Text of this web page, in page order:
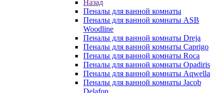
Назад
Пеналы для ванной комнаты
Пеналы для ванной комнаты ASB
Woodline
Пеналы для ванной комнаты Dreja
Пеналы для ванной комнаты Caprigo
Пеналы для ванной комнаты Roca
Пеналы для ванной комнаты Opadiris
Пеналы для ванной комнаты Aqwella
Пеналы для ванной комнаты Jacob
Delafon